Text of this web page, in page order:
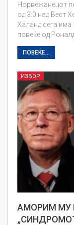
Норвежанецот
од 3:0 над Вест
Халанд сега има
повеќе од
ПОВЕЌЕ...
ИЗБОР
АМОРИМ МУ